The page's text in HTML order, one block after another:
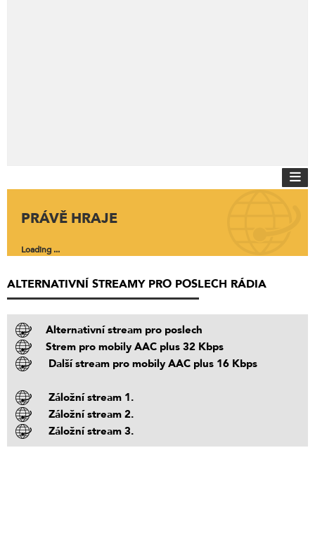
PRÁVĚ HRAJE
Loading ...
ALTERNATIVNÍ STREAMY PRO POSLECH RÁDIA
Alternativní stream pro poslech
Strem pro mobily AAC plus 32 Kbps
Další stream pro mobily AAC plus 16 Kbps
Záložní stream 1.
Záložní stream 2.
Záložní stream 3.